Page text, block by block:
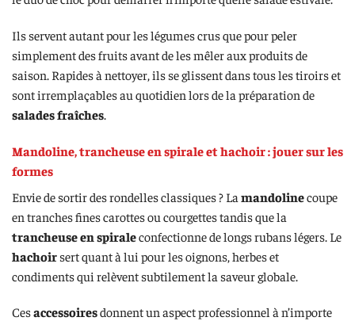
Ils servent autant pour les légumes crus que pour peler
simplement des fruits avant de les mêler aux produits de
saison. Rapides à nettoyer, ils se glissent dans tous les tiroirs et
sont irremplaçables au quotidien lors de la préparation de
salades fraîches
Mandoline, trancheuse en spirale et hachoir : jouer sur les
formes
Envie de sortir des rondelles classiques ? La mandolinecoupe
en tranches fines carottes ou courgettes tandis que la
trancheuse en spiraleconfectionne de longs rubans légers. Le
hachoir sert quant à lui pour les oignons, herbes et
condiments qui relèvent subtilement la saveur globale.
Cesaccessoiresdonnent un aspect professionnel à n’importe